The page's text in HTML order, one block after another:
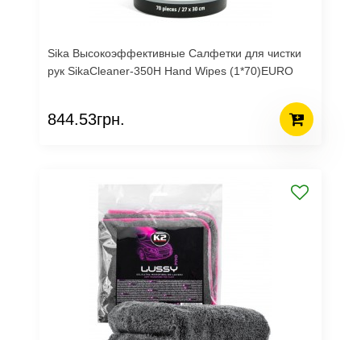
Sika Высокоэффективные Салфетки для чистки
рук SikaCleaner-350H Hand Wipes (1*70)EURO
844.53грн.